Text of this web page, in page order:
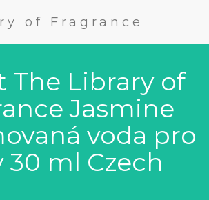
of Fragrance
The Library of
Jasmine
voda pro
30 ml Czech